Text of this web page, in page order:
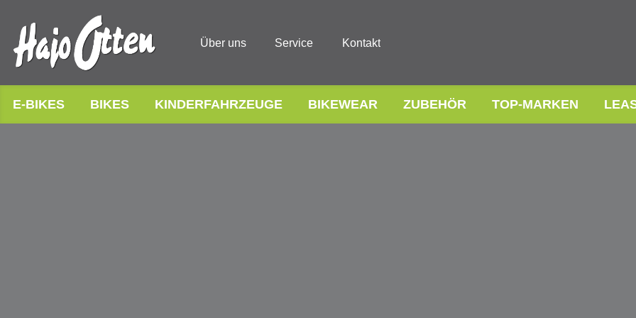
Über uns Service Kontakt
E-BIKES BIKES KINDERFAHRZEUGE BIKEWEAR ZUBEHÖR TOP-MARKEN